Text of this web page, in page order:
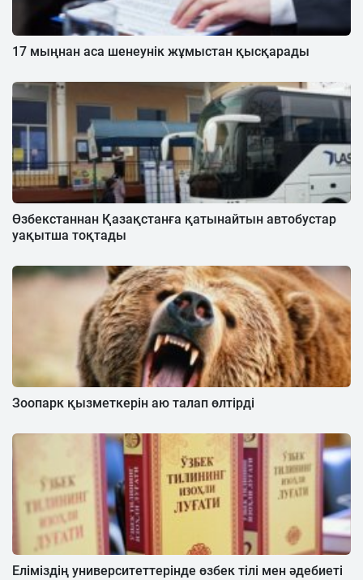
17 мыңнан аса шенеунік жұмыстан қысқарады
Өзбекстаннан Қазақстанға қатынайтын автобустар
уақытша тоқтады
Зоопарк қызметкерін аю талап өлтірді
Еліміздің университеттерінде өзбек тілі мен әдебиеті